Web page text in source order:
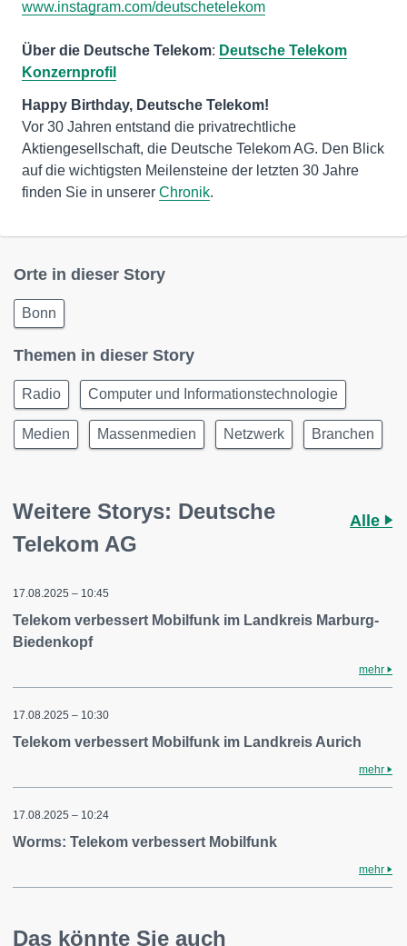
www.instagram.com/deutschetelekom
Über die Deutsche Telekom: Deutsche Telekom
Konzernprofil
Vor 30 Jahren entstand die privatrechtliche
Aktiengesellschaft, die Deutsche Telekom AG. Den Blick
auf die wichtigsten Meilensteine der letzten 30 Jahre
finden Sie in unserer Chronik.
Orte in dieser Story
Bonn
Themen in dieser Story
Radio Computer und Informationstechnologie
Medien Massenmedien Netzwerk Branchen
Weitere Storys: Deutsche
Telekom AG
Alle
17.08.2025 – 10:45
Telekom verbessert Mobilfunk im Landkreis Marburg-
Biedenkopf
mehr
17.08.2025 – 10:30
Telekom verbessert Mobilfunk im Landkreis Aurich
mehr
17.08.2025 – 10:24
Worms: Telekom verbessert Mobilfunk
mehr
Das könnte Sie auch